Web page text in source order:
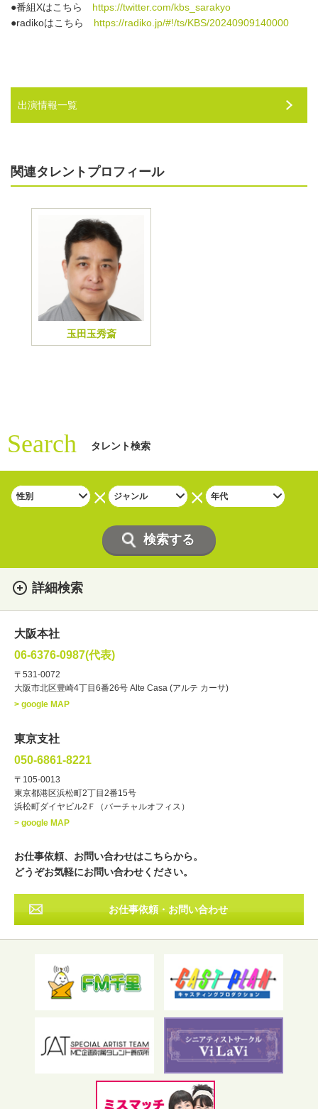
●番組Xはこちら https://twitter.com/kbs_sarakyo
●radikoはこちら https://radiko.jp/#!/ts/KBS/20240909140000
出演情報一覧
関連タレントプロフィール
玉田玉秀斎
Search タレント検索
詳細検索
・性別
・ジャンル
ナレーター レポーター
・年齢
・出身地 北海道 東北
その他
フリーワード検索
大阪本社
06-6376-0987(代表)
〒531-0072
大阪市北区豊崎4丁目6番26号 Alte Casa (アルテ カーサ)
> google MAP
東京支社
050-6861-8221
〒105-0013
東京都港区浜松町2丁目2番15号
浜松町ダイヤビル2Ｆ（バーチャルオフィス）
> google MAP
お仕事依頼、お問い合わせはこちらから。
どうぞお気軽にお問い合わせください。
お仕事依頼・お問い合わせ